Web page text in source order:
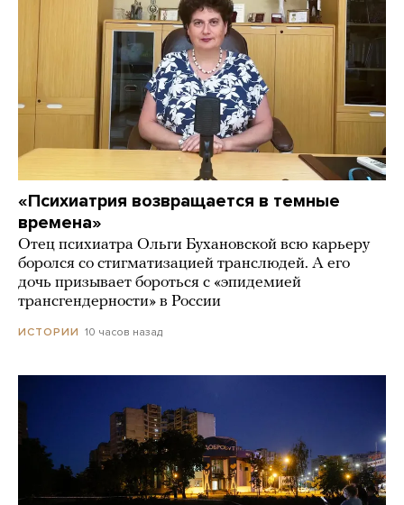
«Психиатрия возвращается в темные
времена»
Отец психиатра Ольги Бухановской всю карьеру
боролся со стигматизацией транслюдей. А его
дочь призывает бороться с «эпидемией
трансгендерности» в России
ИСТОРИИ 10 часов назад